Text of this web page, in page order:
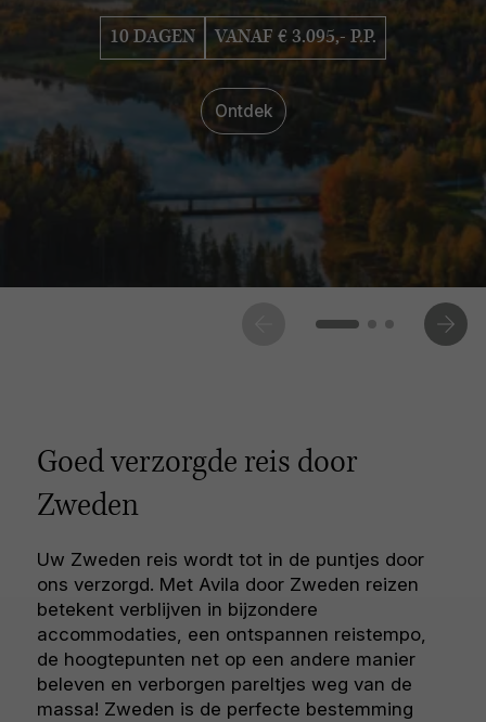
10 DAGEN VANAF € 3.095,- P.P.
Ontdek
Goed verzorgde reis door
Zweden
Uw Zweden reis wordt tot in de puntjes door
ons verzorgd. Met Avila door Zweden reizen
betekent verblijven in bijzondere
accommodaties, een ontspannen reistempo,
de hoogtepunten net op een andere manier
beleven en verborgen pareltjes weg van de
massa! Zweden is de perfecte bestemming